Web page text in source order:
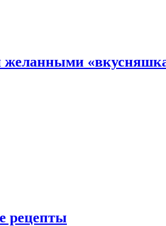
желанными
рецепты